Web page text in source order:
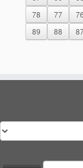
76
77
78
88
89